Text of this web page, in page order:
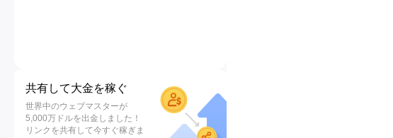
共有して大金を稼ぐ
世界中のウェブマスターが
5,000万ドルを出金しました！
リンクを共有して今すぐ稼ぎま